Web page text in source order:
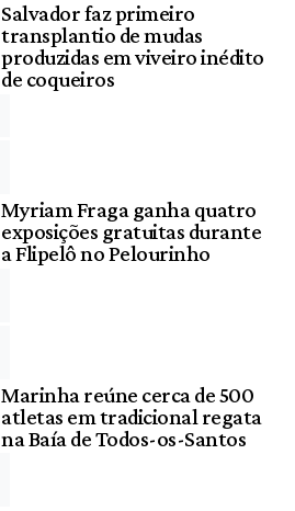
Salvador faz primeiro
transplantio de mudas
produzidas em viveiro inédito
de coqueiros
Myriam Fraga ganha quatro
exposições gratuitas durante
a Flipelô no Pelourinho
Marinha reúne cerca de 500
atletas em tradicional regata
na Baía de Todos-os-Santos